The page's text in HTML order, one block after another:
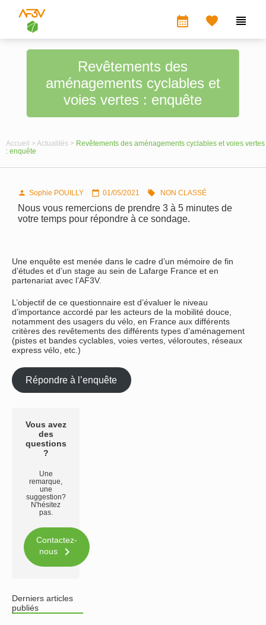
calendar_month  
Revêtements des
aménagements cyclables et
voies vertes : enquête
Accueil > Actualités > Revêtements des aménagements cyclables et voies vertes
: enquête
 Sophie POUILLY  01/05/2021  NON CLASSÉ
Nous vous remercions de prendre 3 à 5 minutes de
votre temps pour répondre à ce sondage.
Une enquête est menée dans le cadre d’un mémoire de fin
d’études et d’un stage au sein de Lafarge France et en
partenariat avec l’AF3V.
L’objectif de ce questionnaire est d’évaluer le niveau
d’importance accordé par les acteurs de la mobilité douce,
notamment des usagers du vélo, en France aux différents
critères des revêtements des différents types d’aménagement
(pistes et bandes cyclables, voies vertes, véloroutes, réseaux
express vélo, etc.)
Répondre à l’enquête
Vous avez
des
questions
?
Une
remarque,
une
suggestion?
N'hésitez
pas.
Contactez-
nous

Derniers articles
publiés